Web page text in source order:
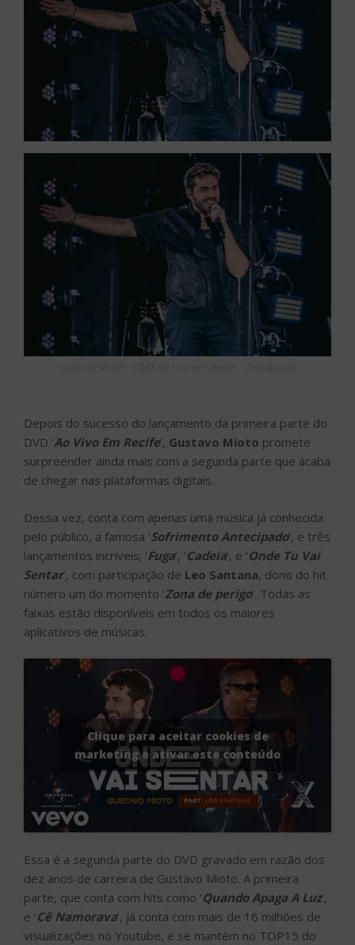
Depois do sucesso do lançamento da primeira parte do
DVD ’Ao Vivo Em Recife’, Gustavo Mioto promete
surpreender ainda mais com a segunda parte que acaba
de chegar nas plataformas digitais.
Dessa vez, conta com apenas uma música já conhecida
pelo público, a famosa ‘Sofrimento Antecipado’, e três
lançamentos incríveis; ‘Fuga’, ‘Cadeia’, e ‘Onde Tu Vai
Sentar’, com participação de Leo Santana, dono do hit
número um do momento ‘Zona de perigo’. Todas as
faixas estão disponíveis em todos os maiores
aplicativos de músicas.
Clique para aceitar cookies de
marketing e ativar este conteúdo
Essa é a segunda parte do DVD gravado em razão dos
dez anos de carreira de Gustavo Mioto. A primeira
parte, que conta com hits como ‘Quando Apaga A Luz’,
e ‘Cê Namorava’, já conta com mais de 16 milhões de
visualizações no Youtube, e se mantém no TOP15 do